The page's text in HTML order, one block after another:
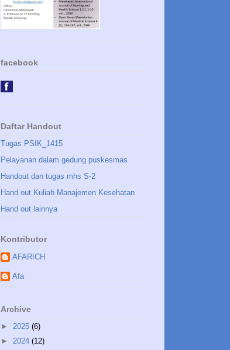
facebook
Daftar Handout
Tugas PSIK_1415
Pelayanan dalam gedung puskesmas
Handout dan tugas mhs S-2
Hand out Kuliah Manajemen Kesehatan
Hand out lainnya
Kontributor
AFARICH
Afa
Archive
► 2025 (6)
► 2024 (12)